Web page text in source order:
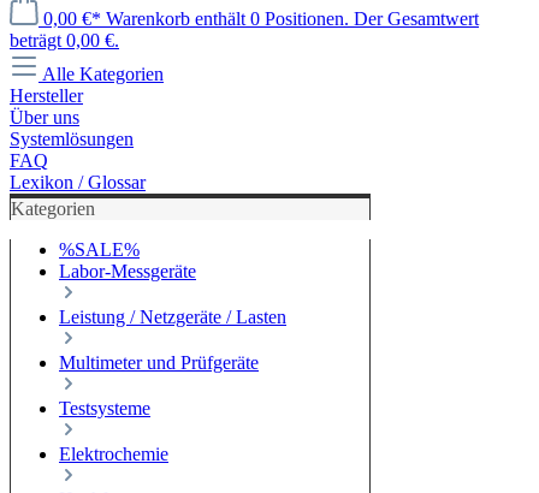
0,00 €* Warenkorb enthält 0 Positionen. Der Gesamtwert
beträgt 0,00 €.
Alle Kategorien
Hersteller
Über uns
Systemlösungen
FAQ
Lexikon / Glossar
Kategorien
%SALE%
Labor-Messgeräte
Leistung / Netzgeräte / Lasten
Multimeter und Prüfgeräte
Testsysteme
Elektrochemie